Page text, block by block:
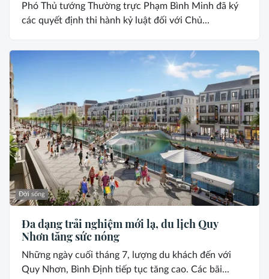
Phó Thủ tướng Thường trực Phạm Bình Minh đã ký
các quyết định thi hành kỷ luật đối với Chủ...
Đời sống
Đa dạng trải nghiệm mới lạ, du lịch Quy
Nhơn tăng sức nóng
Những ngày cuối tháng 7, lượng du khách đến với
Quy Nhơn, Bình Định tiếp tục tăng cao. Các bãi...